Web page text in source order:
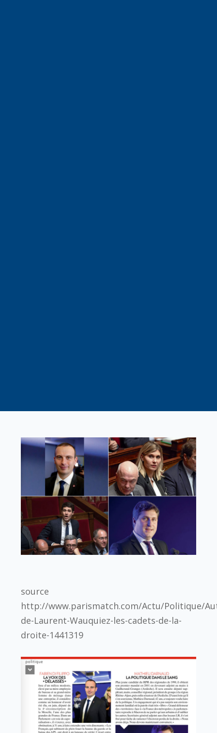
source
http://www.parismatch.com/Actu/Politique/
de-Laurent-Wauquiez-les-cadets-de-la-
droite-1441319